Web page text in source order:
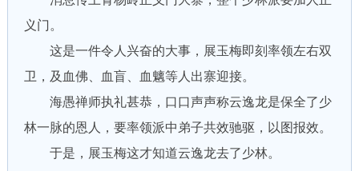
义门。
这是一件令人兴奋的大事，展玉梅即刻率领左右双
卫，及血佛、血盲、血魑等人出寨迎接。
海愚禅师执礼甚恭，口口声声称云逸龙是保全了少
林一脉的恩人，要率领派中弟子共效驰驱，以图报效。
于是，展玉梅这才知道云逸龙去了少林。